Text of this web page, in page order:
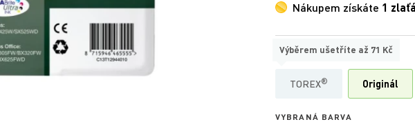
Nákupem získáte 1
TYP
TOREX®
Výběrem ušetříte až 71 Kč
Originál
VYBRANÁ BARVA